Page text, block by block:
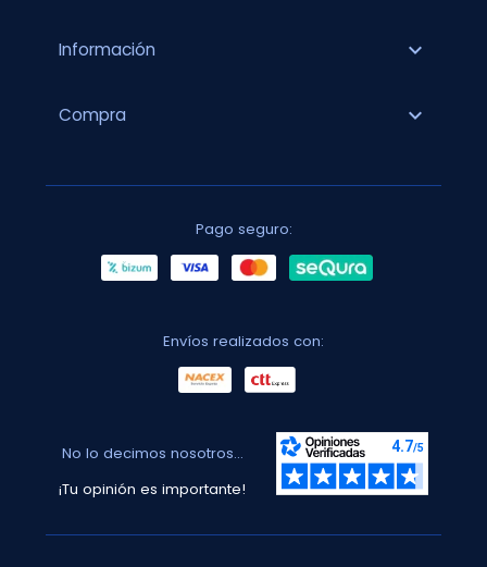
Información expand_more
Compra expand_more
Pago seguro:
Envíos realizados con:
No lo decimos nosotros...
¡Tu opinión es importante!